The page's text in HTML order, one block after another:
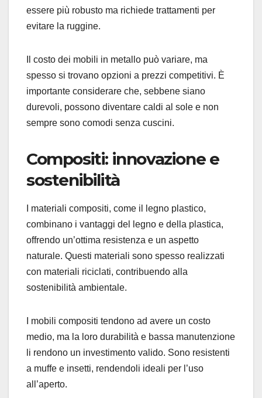
essere più robusto ma richiede trattamenti per
evitare la ruggine.
Il costo dei mobili in metallo può variare, ma
spesso si trovano opzioni a prezzi competitivi. È
importante considerare che, sebbene siano
durevoli, possono diventare caldi al sole e non
sempre sono comodi senza cuscini.
Compositi: innovazione e
sostenibilità
I materiali compositi, come il legno plastico,
combinano i vantaggi del legno e della plastica,
offrendo un’ottima resistenza e un aspetto
naturale. Questi materiali sono spesso realizzati
con materiali riciclati, contribuendo alla
sostenibilità ambientale.
I mobili compositi tendono ad avere un costo
medio, ma la loro durabilità e bassa manutenzione
li rendono un investimento valido. Sono resistenti
a muffe e insetti, rendendoli ideali per l’uso
all’aperto.